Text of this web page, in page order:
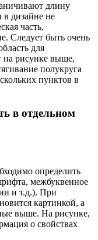
длину
в дизайне не
часть,
Следует быть очень
для
на рисунке выше,
полукруга
пунктов в
в отдельном
определить
межбуквенное
и т.д.). При
картинкой, а
выше. На рисунке,
о свойствах